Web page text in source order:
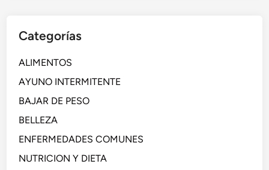
Categorías
ALIMENTOS
AYUNO INTERMITENTE
BAJAR DE PESO
BELLEZA
ENFERMEDADES COMUNES
NUTRICION Y DIETA